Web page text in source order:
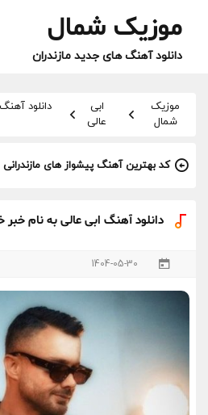
موزیک شمال
دانلود آهنگ های جدید مازندران
موزیک
شمال
ابی
عالی
دانلود
کد بهترین آهنگ پیشواز های مازندرانی
دانلود آهنگ ابی عالی به نام
1404-05-30